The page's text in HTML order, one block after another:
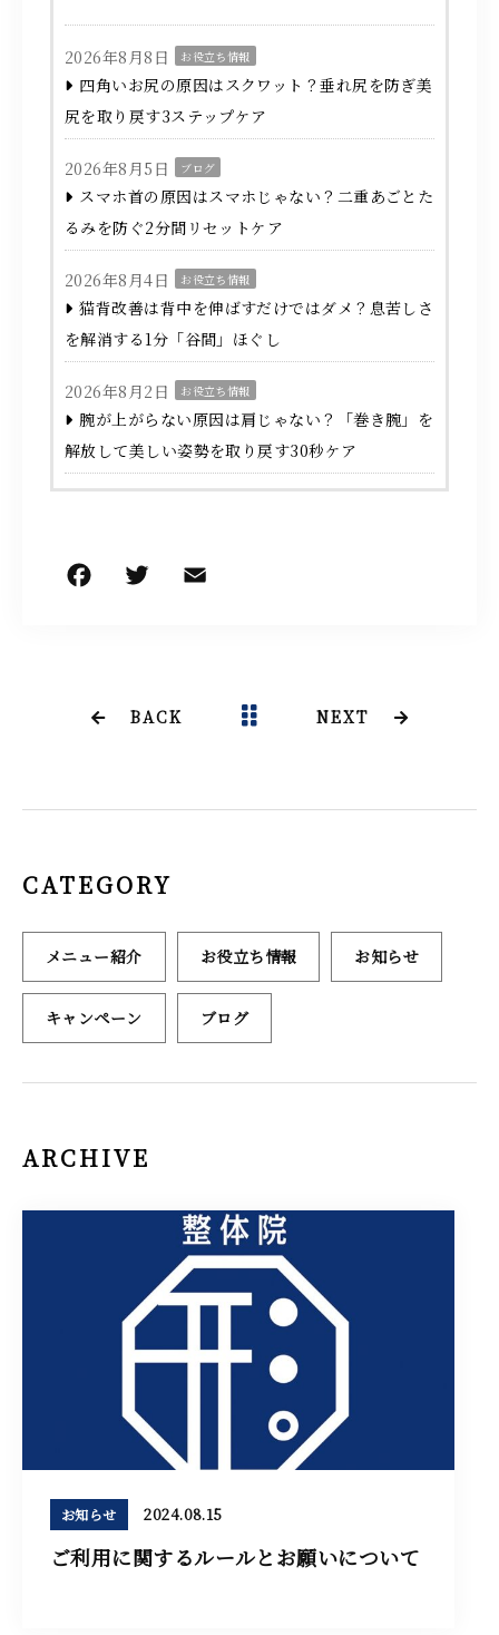
2026年8月8日 お役立ち情報
四角いお尻の原因はスクワット？垂れ尻を防ぎ美
尻を取り戻す3ステップケア
2026年8月5日 ブログ
スマホ首の原因はスマホじゃない？二重あごとた
るみを防ぐ2分間リセットケア
2026年8月4日 お役立ち情報
猫背改善は背中を伸ばすだけではダメ？息苦しさ
を解消する1分「谷間」ほぐし
2026年8月2日 お役立ち情報
腕が上がらない原因は肩じゃない？「巻き腕」を
解放して美しい姿勢を取り戻す30秒ケア
b
k
r
BACK NEXT
CATEGORY
メニュー紹介 お役立ち情報 お知らせ
キャンペーン ブログ
ARCHIVE
お知らせ 2024.08.15
ご利用に関するルールとお願いについて